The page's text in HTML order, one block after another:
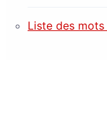
Liste des